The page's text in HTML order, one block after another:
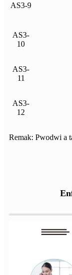
AS3-9
AS3-
10
AS3-
11
AS3-
12
Remak: Pwodwi a